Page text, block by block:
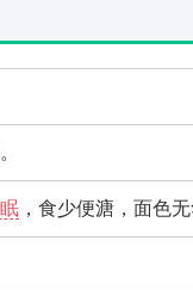
，食少便溏，面色无